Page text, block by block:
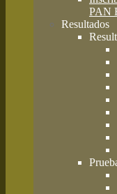
PAN
Resultados